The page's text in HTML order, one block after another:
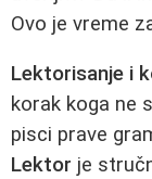
Ovo je vreme
Lektorisanje i
korak koga ne
pisci prave
Lektor je